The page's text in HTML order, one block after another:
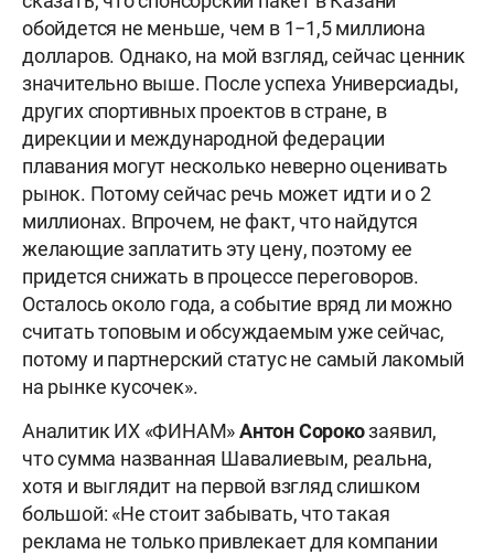
обойдется не меньше, чем в 1−1,5 миллиона
долларов. Однако, на мой взгляд, сейчас ценник
значительно выше. После успеха Универсиады,
других спортивных проектов в стране, в
дирекции и международной федерации
плавания могут несколько неверно оценивать
рынок. Потому сейчас речь может идти и о 2
миллионах. Впрочем, не факт, что найдутся
желающие заплатить эту цену, поэтому ее
придется снижать в процессе переговоров.
Осталось около года, а событие вряд ли можно
считать топовым и обсуждаемым уже сейчас,
потому и партнерский статус не самый лакомый
на рынке кусочек».
Аналитик ИХ «ФИНАМ»Антон Сорокозаявил,
что сумма названная Шавалиевым, реальна,
хотя и выглядит на первой взгляд слишком
большой: «Не стоит забывать, что такая
реклама не только привлекает для компании